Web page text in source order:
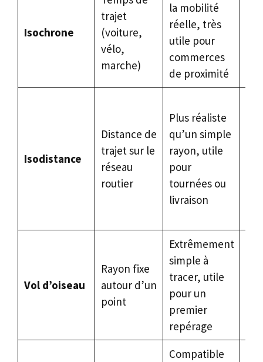
Isochrone
trajet
(voiture,
vélo,
marche)
la mobilité
réelle, très
utile pour
commerces
de proximité
Isodistance
Distance de
trajet sur le
réseau
routier
Plus réaliste
qu’un simple
rayon, utile
pour
tournées ou
livraison
Vol d’oiseau
Rayon fixe
autour d’un
point
Extrêmement
simple à
tracer, utile
pour un
premier
repérage
Compatible